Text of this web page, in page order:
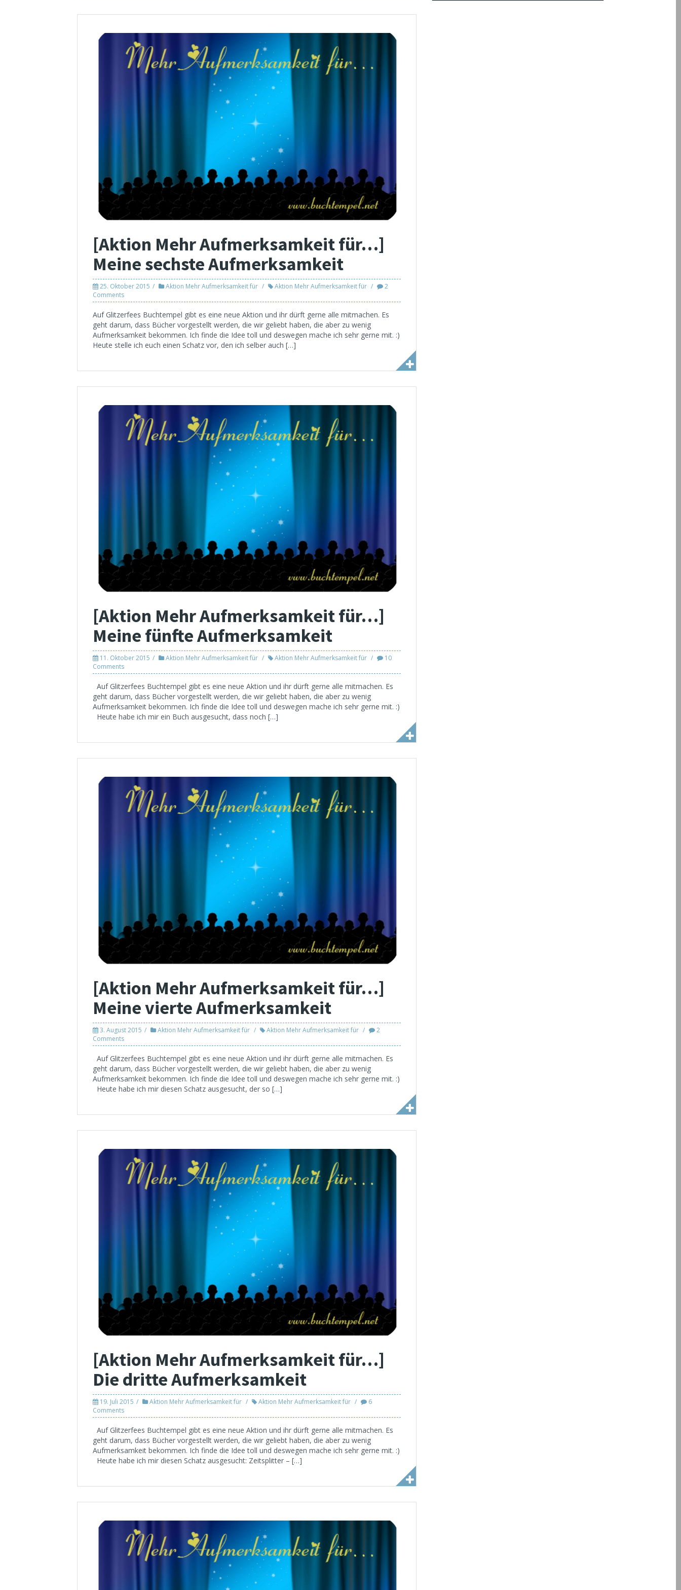
[Aktion Mehr Aufmerksamkeit für…]
Meine sechste Aufmerksamkeit
25. Oktober 2015 Aktion Mehr Aufmerksamkeit für Aktion Mehr Aufmerksamkeit für
2
Comments
Auf Glitzerfees Buchtempel gibt es eine neue Aktion und ihr dürft gerne alle mitmachen. Es
geht darum, dass Bücher vorgestellt werden, die wir geliebt haben, die aber zu wenig
Aufmerksamkeit bekommen. Ich finde die Idee toll und deswegen mache ich sehr gerne mit. :)
Heute stelle ich euch einen Schatz vor, den ich selber auch […]
[Aktion Mehr Aufmerksamkeit für…]
Meine fünfte Aufmerksamkeit
11. Oktober 2015 Aktion Mehr Aufmerksamkeit für Aktion Mehr Aufmerksamkeit für
10
Comments
Auf Glitzerfees Buchtempel gibt es eine neue Aktion und ihr dürft gerne alle mitmachen. Es
geht darum, dass Bücher vorgestellt werden, die wir geliebt haben, die aber zu wenig
Aufmerksamkeit bekommen. Ich finde die Idee toll und deswegen mache ich sehr gerne mit. :)
Heute habe ich mir ein Buch ausgesucht, dass noch […]
[Aktion Mehr Aufmerksamkeit für…]
Meine vierte Aufmerksamkeit
3. August 2015 Aktion Mehr Aufmerksamkeit für Aktion Mehr Aufmerksamkeit für
2
Comments
Auf Glitzerfees Buchtempel gibt es eine neue Aktion und ihr dürft gerne alle mitmachen. Es
geht darum, dass Bücher vorgestellt werden, die wir geliebt haben, die aber zu wenig
Aufmerksamkeit bekommen. Ich finde die Idee toll und deswegen mache ich sehr gerne mit. :)
Heute habe ich mir diesen Schatz ausgesucht, der so […]
[Aktion Mehr Aufmerksamkeit für…]
Die dritte Aufmerksamkeit
19. Juli 2015 Aktion Mehr Aufmerksamkeit für Aktion Mehr Aufmerksamkeit für
6
Comments
Auf Glitzerfees Buchtempel gibt es eine neue Aktion und ihr dürft gerne alle mitmachen. Es
geht darum, dass Bücher vorgestellt werden, die wir geliebt haben, die aber zu wenig
Aufmerksamkeit bekommen. Ich finde die Idee toll und deswegen mache ich sehr gerne mit. :)
Heute habe ich mir diesen Schatz ausgesucht: Zeitsplitter – […]